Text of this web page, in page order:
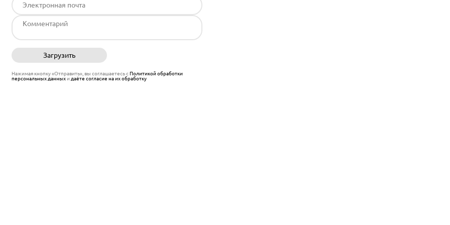
Загрузить
Нажимая кнопку «Отправить», вы соглашаетесь сПолитикой обработки
персональных данныхи даёте согласие на их обработку